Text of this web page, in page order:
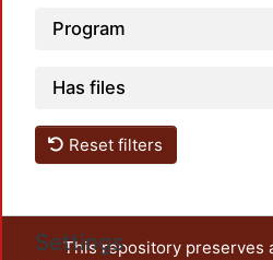
Program
Has files
Reset filters
Settings
This repository preserves